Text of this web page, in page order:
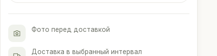
Фото перед доставкой
Доставка в выбранный интервал